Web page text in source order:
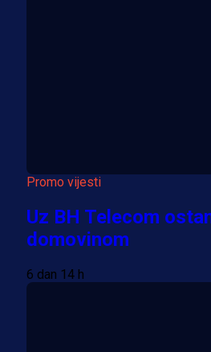
Promo vijesti
Uz BH Telecom
domovinom
6 dan 14 h